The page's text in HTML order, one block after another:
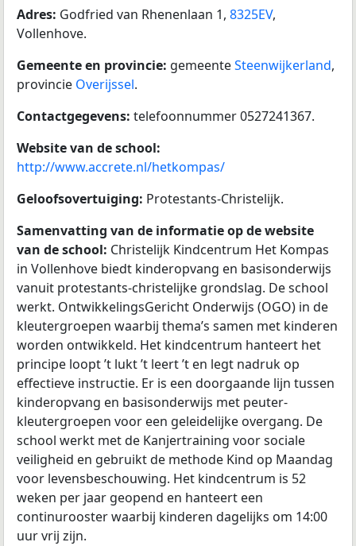
Adres: Godfried van Rhenenlaan 1, 8325EV,
Vollenhove.
Gemeente en provincie: gemeenteSteenwijkerland,
provincie Overijssel.
Contactgegevens: telefoonnummer 0527241367.
Website van de school:
http://www.accrete.nl/hetkompas/
Geloofsovertuiging: Protestants-Christelijk.
Samenvatting van de informatie op de website
van de school: Christelijk Kindcentrum Het Kompas
in Vollenhove biedt kinderopvang en basisonderwijs
vanuit protestants-christelijke grondslag. De school
werkt. OntwikkelingsGericht Onderwijs (OGO) in de
kleutergroepen waarbij thema’s samen met kinderen
worden ontwikkeld. Het kindcentrum hanteert het
principe loopt ’t lukt ’t leert ’t en legt nadruk op
effectieve instructie. Er is een doorgaande lijn tussen
kinderopvang en basisonderwijs met peuter-
kleutergroepen voor een geleidelijke overgang. De
school werkt met de Kanjertraining voor sociale
veiligheid en gebruikt de methode Kind op Maandag
voor levensbeschouwing. Het kindcentrum is 52
weken per jaar geopend en hanteert een
continurooster waarbij kinderen dagelijks om 14:00
uur vrij zijn.